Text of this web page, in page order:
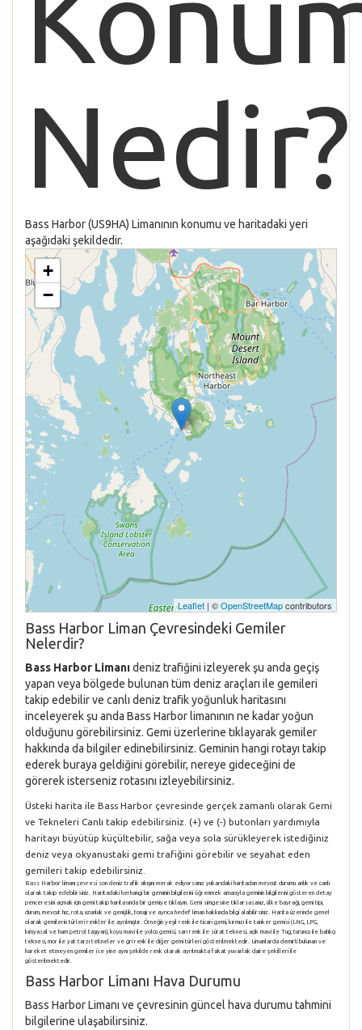
Nedir?
Bass Harbor (US9HA) Limanının konumu ve haritadaki yeri
aşağıdaki şekildedir.
+
−
Leaflet | ©OpenStreetMapcontributors
Bass Harbor Liman Çevresindeki Gemiler
Nelerdir?
Bass Harbor Limanıdeniz trafiğini izleyerek şu anda geçiş
yapan veya bölgede bulunan tüm deniz araçları ile gemileri
takip edebilir ve canlı deniz trafik yoğunluk haritasını
inceleyerek şu anda Bass Harbor limanının ne kadar yoğun
olduğunu görebilirsiniz. Gemi üzerlerine tıklayarak gemiler
hakkında da bilgiler edinebilirsiniz. Geminin hangi rotayı takip
ederek buraya geldiğini görebilir, nereye gideceğini de
görerek isterseniz rotasını izleyebilirsiniz.
Üsteki harita ile Bass Harbor çevresinde gerçek zamanlı olarak Gemi
ve Tekneleri Canlı takip edebilirsiniz. (+) ve (-) butonları yardımıyla
haritayı büyütüp küçültebilir, sağa veya sola sürükleyerek istediğiniz
deniz veya okyanustaki gemi trafiğini görebilir ve seyahat eden
gemileri takip edebilirsiniz.
Bass Harbor limanı çevresi son deniz trafik akışını merak ediyorsanız yukarıdaki haritadan mevcut durumu anlık ve canlı
olarak takip edebilirsiniz. Haritadaki herhangi bir geminin bilgilerini öğrenmek amacıyla geminin bilgilerini gösteren detay
penceresini açmak için gemi takip haritasında bir gemiye tıklayın. Gemi simgesine tıklarsasanız, ülke bayrağı, gemi tipi,
durum, mevcut hız, rota, uzunluk ve genişlik, tonajı ve ayrıca hedef liman hakkında bilgi alabilirsiniz. Harita üzerinde genel
olarak gemilerin türleri renkler ile ayrılmıştır. Örneğin yeşil renk ile ticari gemi, kırmızı ile tanker gemisi (LNG, LPG,
kimyasal ve ham petrol taşıyan), koyu mavi ile yolcu gemisi, sarı renk ile sürat teknesi, açık mavi ile Tug, turuncu ile balıkçı
teknesi, mor ile yat tarzı tekneler ve gri renk ile diğer gemi türleri gösterilmektedir. Limanlarda demirli bulunan ve
hareket etmeyen gemiler ise yine aynı şekilde renk olarak ayrılmakta fakat yuvarlak daire şekilleri ile
gösterilmektedir.
Bass Harbor Limanı Hava Durumu
Bass Harbor Limanı ve çevresinin güncel hava durumu tahmini
bilgilerine ulaşabilirsiniz.